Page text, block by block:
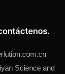
Science and